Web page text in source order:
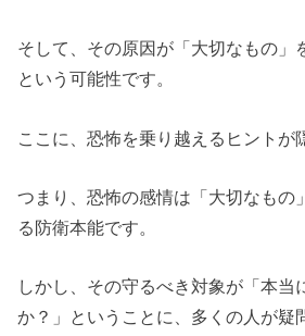
そして、その原因が「大切なもの」
という可能性です。
ここに、恐怖を乗り越えるヒントが
つまり、恐怖の感情は「大切なもの
る防衛本能です。
しかし、その守るべき対象が「本当
か？」ということに、多くの人が疑